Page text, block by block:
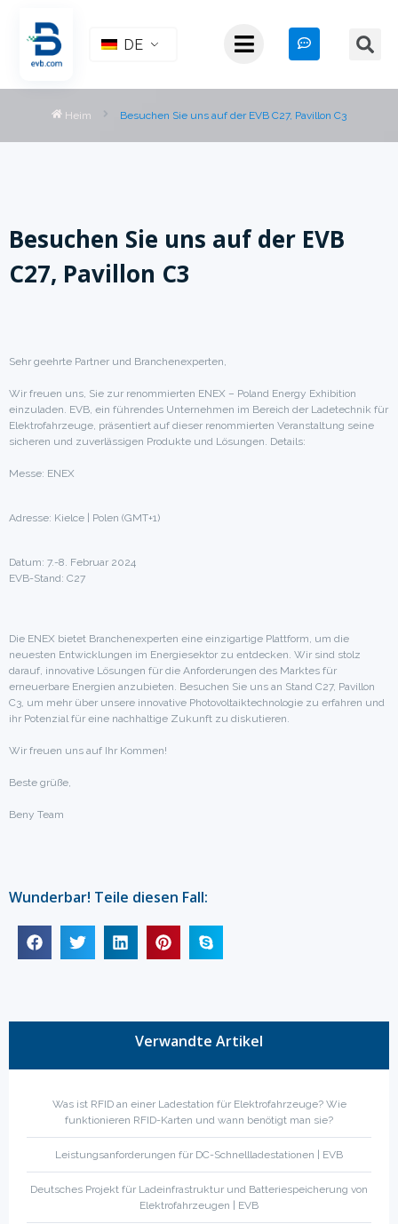
DE
Heim Besuchen Sie uns auf der EVB C27, Pavillon C3
Besuchen Sie uns auf der EVB
C27, Pavillon C3
Sehr geehrte Partner und Branchenexperten,
Wir freuen uns, Sie zur renommierten ENEX – Poland Energy Exhibition
einzuladen. EVB, ein führendes Unternehmen im Bereich der Ladetechnik für
Elektrofahrzeuge, präsentiert auf dieser renommierten Veranstaltung seine
sicheren und zuverlässigen Produkte und Lösungen. Details:
Messe: ENEX
Adresse: Kielce | Polen (GMT+1)
Datum: 7.-8. Februar 2024
EVB-Stand: C27
Die ENEX bietet Branchenexperten eine einzigartige Plattform, um die
neuesten Entwicklungen im Energiesektor zu entdecken. Wir sind stolz
darauf, innovative Lösungen für die Anforderungen des Marktes für
erneuerbare Energien anzubieten. Besuchen Sie uns an Stand C27, Pavillon
C3, um mehr über unsere innovative Photovoltaiktechnologie zu erfahren und
ihr Potenzial für eine nachhaltige Zukunft zu diskutieren.
Wir freuen uns auf Ihr Kommen!
Beste grüße,
Beny Team
Wunderbar! Teile diesen Fall:
Verwandte Artikel
Was ist RFID an einer Ladestation für Elektrofahrzeuge? Wie
funktionieren RFID-Karten und wann benötigt man sie?
Leistungsanforderungen für DC-Schnellladestationen | EVB
Deutsches Projekt für Ladeinfrastruktur und Batteriespeicherung von
Elektrofahrzeugen | EVB